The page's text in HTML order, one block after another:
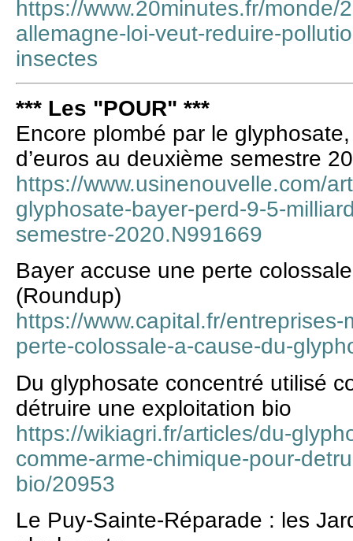
https://www.20minutes.fr/monde/
allemagne-loi-veut-reduire-
insectes
*** Les "POUR" ***
Encore plombé par le
d’euros au deuxième semestre
https://www.usinenouvelle.com/
glyphosate-bayer-perd-9-5-
semestre-2020.N991669
Bayer accuse une perte
(Roundup)
https://www.capital.fr/
perte-colossale-a-cause-du-
Du glyphosate concentré utilisé
détruire une exploitation bio
https://wikiagri.fr/articles/du-
comme-arme-chimique-pour-
bio/20953
Le Puy-Sainte-Réparade : les